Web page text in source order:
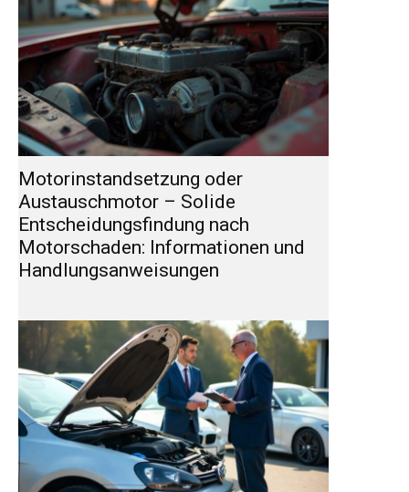
Motorinstandsetzung oder
Austauschmotor – Solide
Entscheidungsfindung nach
Motorschaden: Informationen und
Handlungsanweisungen